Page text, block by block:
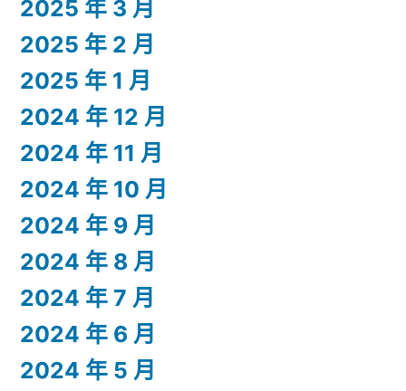
2025 年 3 月
2025 年 2 月
2025 年 1 月
2024 年 12 月
2024 年 11 月
2024 年 10 月
2024 年 9 月
2024 年 8 月
2024 年 7 月
2024 年 6 月
2024 年 5 月